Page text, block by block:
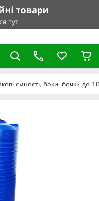
ємності, баки, бочки до